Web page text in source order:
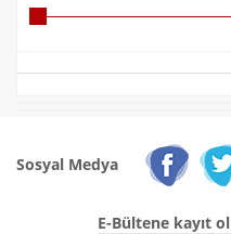
Sosyal Medya
E-Bültene kayıt ol